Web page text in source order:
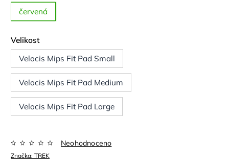
červená
Velikost
Velocis Mips Fit Pad Small
Velocis Mips Fit Pad Medium
Velocis Mips Fit Pad Large
Značka: TREK
Neohodnoceno